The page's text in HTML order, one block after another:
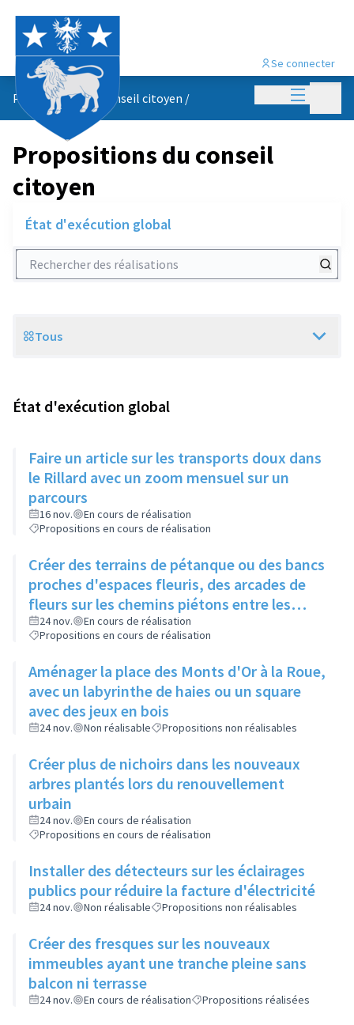
Menu
Se connecter
Propositions du conseil citoyen /
Propositions du conseil
citoyen
État d'exécution global
Rechercher des réalisations
Scope
Tous
État d'exécution global
Faire un article sur les transports doux dans
le Rillard avec un zoom mensuel sur un
parcours
16 nov.
En cours de réalisation
Propositions en cours de réalisation
Créer des terrains de pétanque ou des bancs
proches d'espaces fleuris, des arcades de
fleurs sur les chemins piétons entre les
immeubles
24 nov.
En cours de réalisation
Propositions en cours de réalisation
Aménager la place des Monts d'Or à la Roue,
avec un labyrinthe de haies ou un square
avec des jeux en bois
24 nov. Non réalisable Propositions non réalisables
Créer plus de nichoirs dans les nouveaux
arbres plantés lors du renouvellement
urbain
24 nov.
En cours de réalisation
Propositions en cours de réalisation
Installer des détecteurs sur les éclairages
publics pour réduire la facture d'électricité
24 nov. Non réalisable Propositions non réalisables
Créer des fresques sur les nouveaux
immeubles ayant une tranche pleine sans
balcon ni terrasse
24 nov. En cours de réalisation Propositions réalisées